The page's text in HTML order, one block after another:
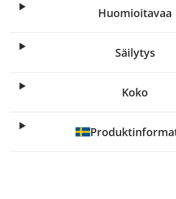
Huomioitavaa
Säilytys
Koko